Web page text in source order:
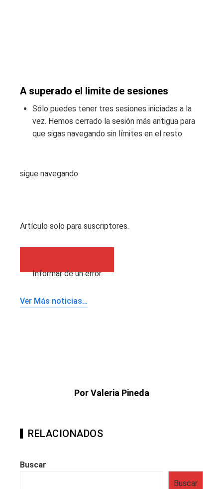
A superado el limite de sesiones
Sólo puedes tener tres sesiones iniciadas a la
vez. Hemos cerrado la sesión más antigua para
que sigas navegando sin límites en el resto.
sigue navegando
Artículo solo para suscriptores.
Informar de un error
Ver Más noticias…
Por Valeria Pineda
RELACIONADOS
Buscar
Buscar